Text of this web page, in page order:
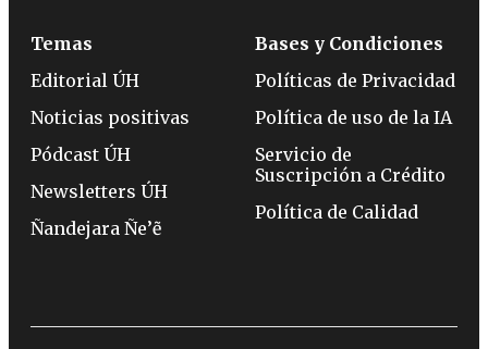
Temas
Editorial ÚH
Noticias positivas
Pódcast ÚH
Newsletters ÚH
Ñandejara Ñe’ẽ
Bases y Condiciones
Políticas de Privacidad
Política de uso de la IA
Servicio de
Suscripción a Crédito
Política de Calidad